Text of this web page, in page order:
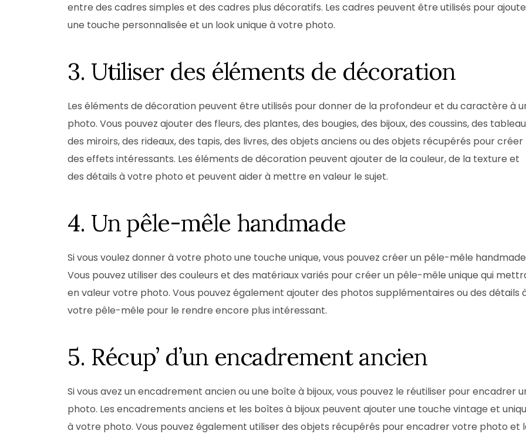
entre des cadres simples et des cadres plus décoratifs. Les cadres peuvent être utilisés pour
une touche personnalisée et un look unique à votre photo.
3. Utiliser des éléments de décoration
Les éléments de décoration peuvent être utilisés pour donner de la profondeur et du caractère à
photo. Vous pouvez ajouter des fleurs, des plantes, des bougies, des bijoux, des coussins, des
des miroirs, des rideaux, des tapis, des livres, des objets anciens ou des objets récupérés pour créer
des effets intéressants. Les éléments de décoration peuvent ajouter de la couleur, de la texture et
des détails à votre photo et peuvent aider à mettre en valeur le sujet.
4. Un pêle-mêle handmade
Si vous voulez donner à votre photo une touche unique, vous pouvez créer un pêle-mêle
Vous pouvez utiliser des couleurs et des matériaux variés pour créer un pêle-mêle unique qui
en valeur votre photo. Vous pouvez également ajouter des photos supplémentaires ou des détails
votre pêle-mêle pour le rendre encore plus intéressant.
5. Récup’ d’un encadrement ancien
Si vous avez un encadrement ancien ou une boîte à bijoux, vous pouvez le réutiliser pour encadrer
photo. Les encadrements anciens et les boîtes à bijoux peuvent ajouter une touche vintage et
à votre photo. Vous pouvez également utiliser des objets récupérés pour encadrer votre photo et